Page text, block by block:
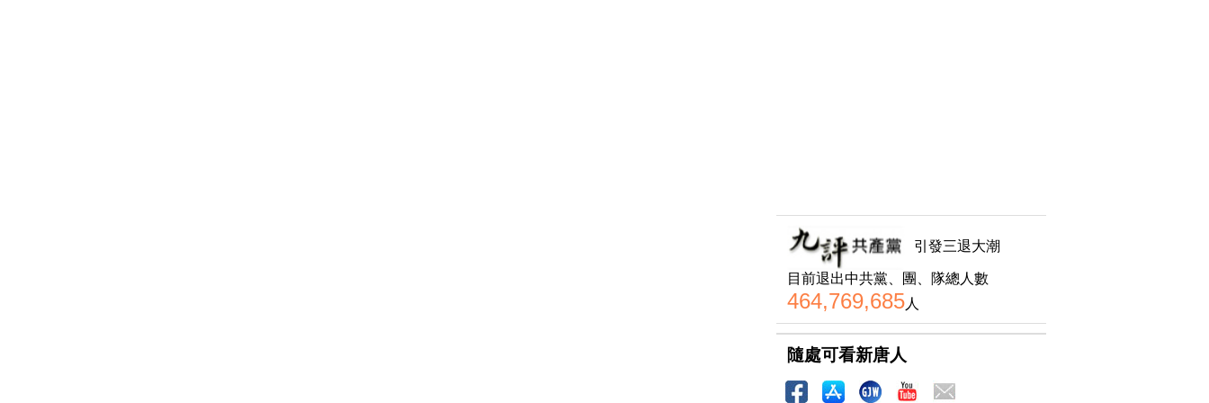
引發三退大潮
目前退出中共黨、團、隊總人數
464,769,685人
隨處可看新唐人